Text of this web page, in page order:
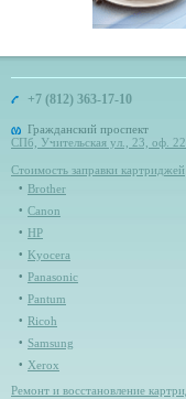
+7 (812) 363-17-10
Гражданский проспект
СПб, Учительская ул., 23, оф.
Стоимость заправки картриджей
Brother
Canon
HP
Kyocera
Panasonic
Pantum
Ricoh
Samsung
Xerox
Ремонт и восстановление